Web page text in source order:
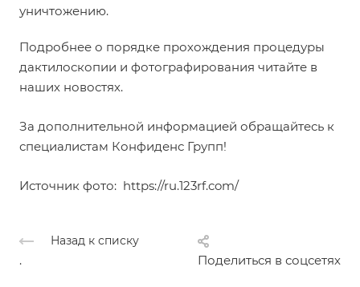
уничтожению.
Подробнее о порядке прохождения процедуры
дактилоскопии и фотографирования читайте в
наших новостях.
За дополнительной информацией обращайтесь к
специалистам Конфиденс Групп!
Источник фото: https://ru.123rf.com/
Назад к списку
Поделиться в соцсетях
.